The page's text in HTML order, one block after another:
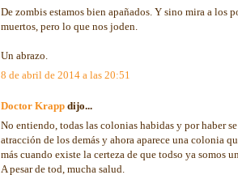
De zombis estamos bien apañados. Y sino mira a los
muertos, pero lo que nos joden.
Un abrazo.
8 de abril de 2014 a las 20:51
Doctor Krapp dijo...
No entiendo, todas las colonias habidas y por haber
atracción de los demás y ahora aparece una colonia
más cuando existe la certeza de que todso ya somos
A pesar de tod, mucha salud.